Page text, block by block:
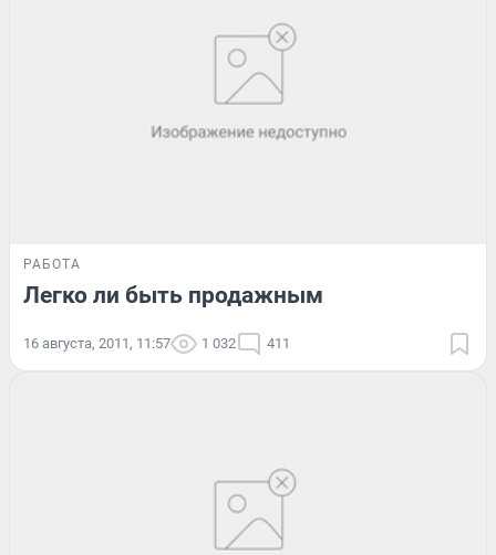
РАБОТА
Легко ли быть продажным
16 августа, 2011, 11:57 1 032 411